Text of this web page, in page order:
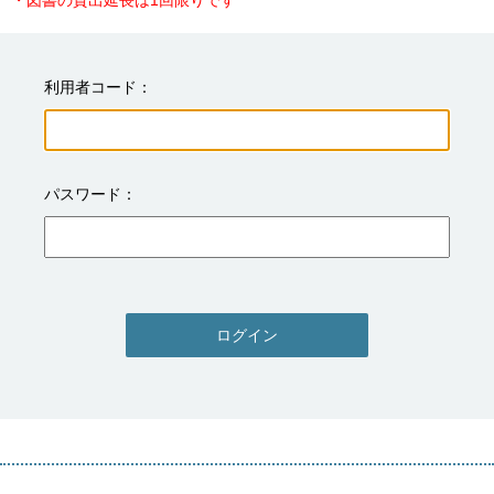
利用者コード
パスワード
ログイン